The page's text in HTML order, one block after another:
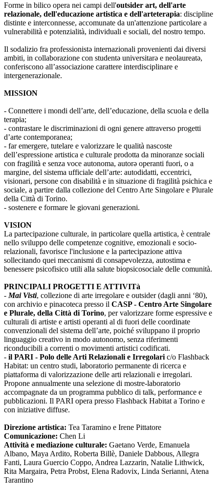
Forme in bilico opera nei campi dell'outsider art, dell'arte
relazionale, dell'educazione artistica e dell'arteterapia: discipline
distinte e interconnesse, accomunate da un'attenzione particolare a
vulnerabilità e potenzialità, individuali e sociali, del nostro tempo.
Il sodalizio fra professionistə internazionali provenienti dai diversi
ambiti, in collaborazione con studentə universitarə e neolaureatə,
conferiscono all’associazione carattere interdisciplinare e
intergenerazionale.
MISSION
- Connettere i mondi dell’arte, dell’educazione, della scuola e della
terapia;
- contrastare le discriminazioni di ogni genere attraverso progetti
d’arte contemporanea;
- far emergere, tutelare e valorizzare le qualità nascoste
dell’espressione artistica e culturale prodotta da minoranze sociali
con fragilità e senza voce autonoma, autorə operanti fuori, o a
margine, del sistema ufficiale dell’arte: autodidatti, eccentrici,
visionari, persone con disabilità e in situazione di fragilità psichica e
sociale, a partire dalla collezione del Centro Arte Singolare e Plurale
della Città di Torino.
- sostenere e formare le giovani generazioni.
VISION
La partecipazione culturale, in particolare quella artistica, è centrale
nello sviluppo delle competenze cognitive, emozionali e socio-
relazionali, favorisce l'inclusione e la partecipazione attiva
sollecitando quei meccanismi di consapevolezza, autostima e
benessere psicofisico utili alla salute biopsicosociale delle comunità.
PRINCIPALI PROGETTI E ATTIVITà
- Mai Visti, collezione di arte irregolare e outsider (dagli anni ‘80),
con archivio e pinacoteca presso il CASP - Centro Arte Singolare
e Plurale, della Città di Torino, per valorizzare forme espressive e
culturali di artiste e artisti operanti al di fuori delle coordinate
convenzionali del sistema dell’arte, poiché sviluppano il proprio
linguaggio creativo in modo autonomo, senza riferimenti
riconducibili a correnti o movimenti artistici codificati.
- il PARI - Polo delle Arti Relazionali e Irregolari c/o Flashback
Habitat: un centro studi, laboratorio permanente di ricerca e
piattaforma di valorizzazione delle arti relazionali e irregolari.
Propone annualmente una selezione di mostre-laboratorio
accompagnate da un programma pubblico di talk, performance e
pubblicazioni. Il PARI opera presso Flashback Habitat a Torino e
con iniziative diffuse.
Direzione artistica: Tea Taramino e Irene Pittatore
Comunicazione: Chen Li
Attività e mediazione culturale: Gaetano Verde, Emanuela
Albano, Maya Ardito, Roberta Billè, Daniele Dabbous, Allegra
Fanti, Laura Guercio Coppo, Andrea Lazzarin, Natalie Lithwick,
Rita Margaira, Petra Probst, Elena Radovix, Linda Serianni, Atena
Tarantino